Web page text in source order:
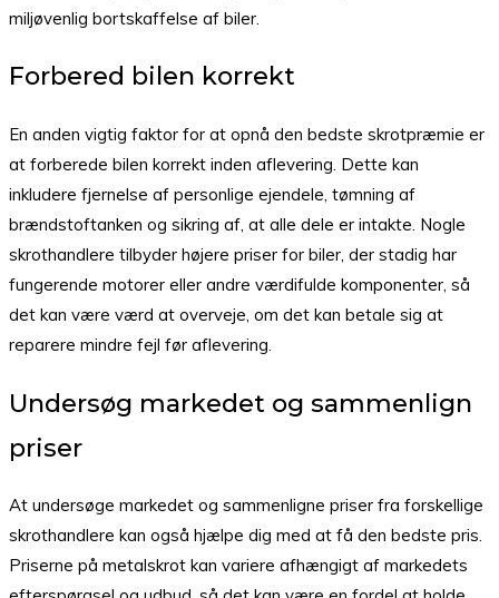
miljøvenlig bortskaffelse af biler.
Forbered bilen korrekt
En anden vigtig faktor for at opnå den bedste skrotpræmie er
at forberede bilen korrekt inden aflevering. Dette kan
inkludere fjernelse af personlige ejendele, tømning af
brændstoftanken og sikring af, at alle dele er intakte. Nogle
skrothandlere tilbyder højere priser for biler, der stadig har
fungerende motorer eller andre værdifulde komponenter, så
det kan være værd at overveje, om det kan betale sig at
reparere mindre fejl før aflevering.
Undersøg markedet og sammenlign
priser
At undersøge markedet og sammenligne priser fra forskellige
skrothandlere kan også hjælpe dig med at få den bedste pris.
Priserne på metalskrot kan variere afhængigt af markedets